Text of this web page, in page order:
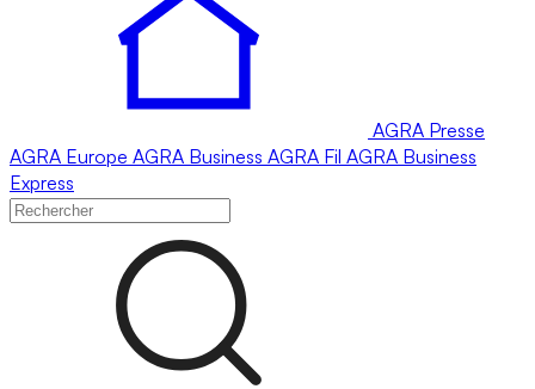
AGRA Presse
AGRA Europe AGRA Business AGRA Fil AGRA Business
Express